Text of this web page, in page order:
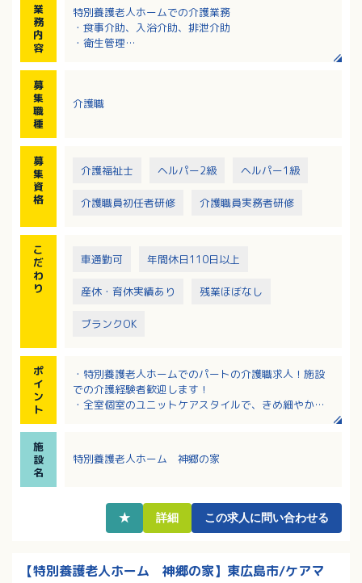
業
務
内
容
特別養護老人ホームでの介護業務
・食事介助、入浴介助、排泄介助
・衛生管理
募
集
職
種
介護職
募
集
資
格
介護福祉士 ヘルパー2級 ヘルパー1級
介護職員初任者研修 介護職員実務者研修
こ
だ
わ
り
車通勤可 年間休日110日以上
産休・育休実績あり 残業ほぼなし
ブランクOK
ポ
イ
ン
ト
・特別養護老人ホームでのパートの介護職求人！施設
での介護経験者歓迎します！
・全室個室のユニットケアスタイルで、きめ細やかな
で相談可能！プライベートとのバランス重視の方にお
すすめ！
施
設
名
特別養護老人ホーム 神郷の家
★ 詳細 この求人に問い合わせる
【特別養護老人ホーム 神郷の家】東広島市/ケアマ